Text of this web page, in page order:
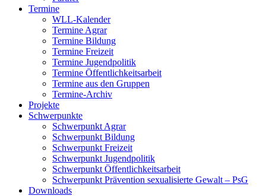
Termine
WLL-Kalender
Termine Agrar
Termine Bildung
Termine Freizeit
Termine Jugendpolitik
Termine Öffentlichkeitsarbeit
Termine aus den Gruppen
Termine-Archiv
Projekte
Schwerpunkte
Schwerpunkt Agrar
Schwerpunkt Bildung
Schwerpunkt Freizeit
Schwerpunkt Jugendpolitik
Schwerpunkt Öffentlichkeitsarbeit
Schwerpunkt Prävention sexualisierte Gewalt – PsG
Downloads